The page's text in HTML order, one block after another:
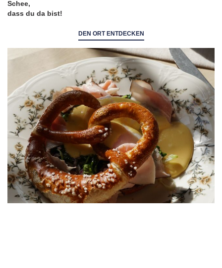
Schee,
dass du da bist!
DEN ORT ENTDECKEN